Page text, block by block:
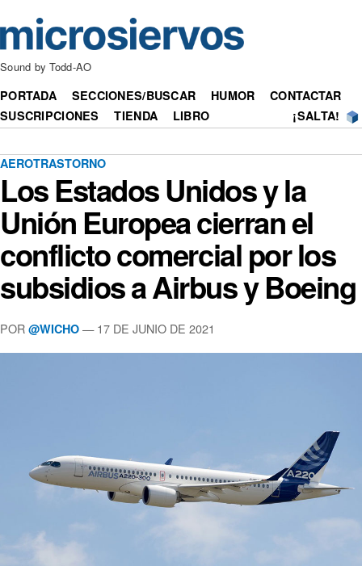
Sound by Todd-AO
PORTADA SECCIONES/BUSCAR HUMOR
CONTACTAR
SUSCRIPCIONES
TIENDA LIBRO ¡SALTA!
AEROTRASTORNO
Los Estados Unidos y la
Unión Europea cierran el
conflicto comercial por los
subsidios a Airbus y Boeing
POR @WICHO — 17 DE JUNIO DE 2021